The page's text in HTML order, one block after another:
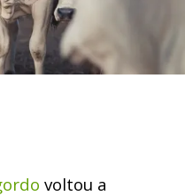
voltou a